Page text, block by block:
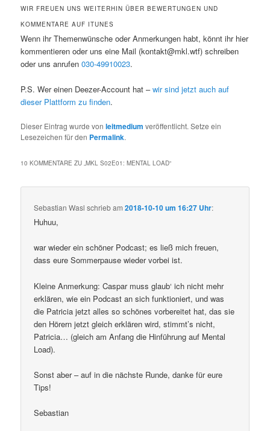
WIR FREUEN UNS WEITERHIN ÜBER BEWERTUNGEN UND
KOMMENTARE AUF ITUNES
Wenn ihr Themenwünsche oder Anmerkungen habt, könnt ihr hier
kommentieren oder uns eine Mail (kontakt@mkl.wtf) schreiben
oder uns anrufen030-49910023.
P.S. Wer einen Deezer-Account hat –wir sind jetzt auch auf
dieser Plattform zu finden.
Dieser Eintrag wurde vonleitmedium veröffentlicht. Setze ein
Lesezeichen für den Permalink.
10 KOMMENTARE ZU „MKL S02E01: MENTAL LOAD“
Sebastian Wasl schriebam2018-10-10 um 16:27 Uhr:
Huhuu,
war wieder ein schöner Podcast; es ließ mich freuen,
dass eure Sommerpause wieder vorbei ist.
Kleine Anmerkung: Caspar muss glaub‘ ich nicht mehr
erklären, wie ein Podcast an sich funktioniert, und was
die Patricia jetzt alles so schönes vorbereitet hat, das sie
den Hörern jetzt gleich erklären wird, stimmt’s nicht,
Patricia… (gleich am Anfang die Hinführung auf Mental
Load).
Sonst aber – auf in die nächste Runde, danke für eure
Tips!
Sebastian